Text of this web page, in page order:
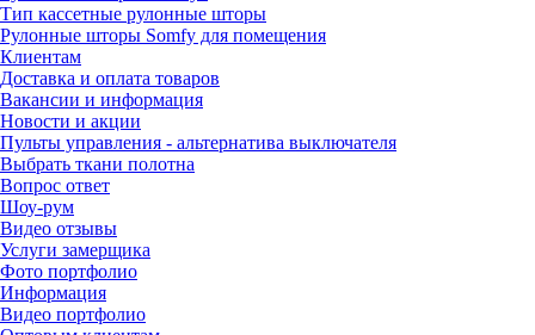
Тип кассетные рулонные шторы
Рулонные шторы Somfy для помещения
Клиентам
Доставка и оплата товаров
Вакансии и информация
Новости и акции
Пульты управления - альтернатива выключателя
Выбрать ткани полотна
Вопрос ответ
Шоу-рум
Видео отзывы
Услуги замерщика
Фото портфолио
Информация
Видео портфолио